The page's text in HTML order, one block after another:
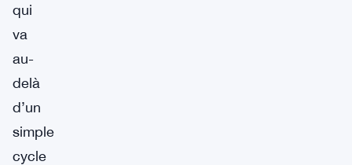
qui
va
au-
delà
d’un
simple
cycle